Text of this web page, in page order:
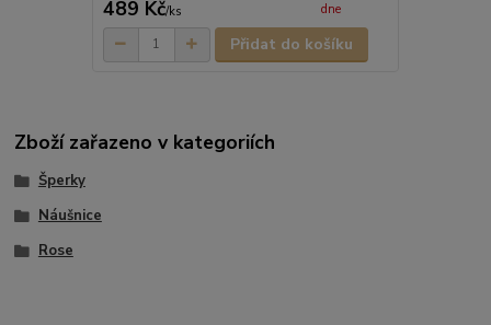
489 Kč/ks
dne
Přidat do košíku
Zboží zařazeno v kategoriích
Šperky
Náušnice
Rose